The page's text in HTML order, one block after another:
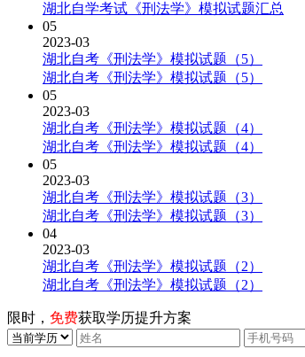
湖北自学考试《刑法学》模拟试题汇总
05
2023-03
湖北自考《刑法学》模拟试题（5）
湖北自考《刑法学》模拟试题（5）
05
2023-03
湖北自考《刑法学》模拟试题（4）
湖北自考《刑法学》模拟试题（4）
05
2023-03
湖北自考《刑法学》模拟试题（3）
湖北自考《刑法学》模拟试题（3）
04
2023-03
湖北自考《刑法学》模拟试题（2）
湖北自考《刑法学》模拟试题（2）
限时， 免费获取学历提升方案